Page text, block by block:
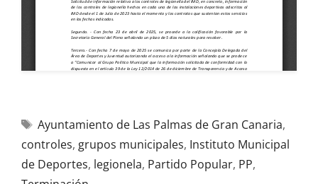
Ayuntamiento de Las Palmas de Gran Canaria,
controles, grupos municipales, Instituto Municipal
de Deportes, legionela, Partido Popular, PP,